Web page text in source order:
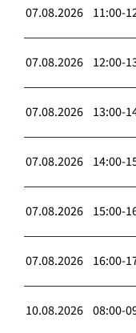
07.08.2026 11:00-
07.08.2026 12:00-
07.08.2026 13:00-
07.08.2026 14:00-
07.08.2026 15:00-
07.08.2026 16:00-
10.08.2026 08:00-